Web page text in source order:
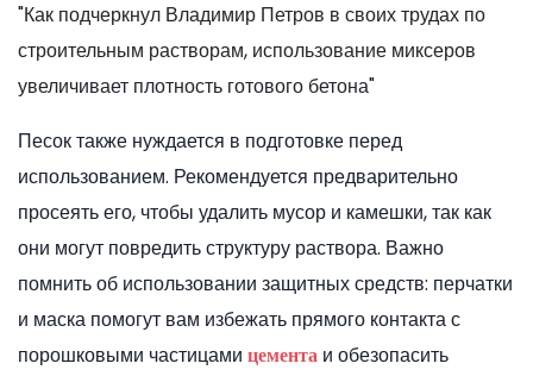
"Как подчеркнул Владимир Петров в своих трудах по
строительным растворам, использование миксеров
увеличивает плотность готового бетона"
Песок также нуждается в подготовке перед
использованием. Рекомендуется предварительно
просеять его, чтобы удалить мусор и камешки, так как
они могут повредить структуру раствора. Важно
помнить об использовании защитных средств: перчатки
и маска помогут вам избежать прямого контакта с
порошковыми частицами цемента и обезопасить